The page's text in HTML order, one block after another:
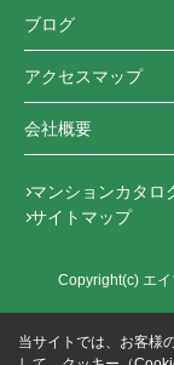
ブログ
アクセスマップ
会社概要
マンションカタロ
サイトマップ
Copyright(c) エ
当サイトでは、お客様